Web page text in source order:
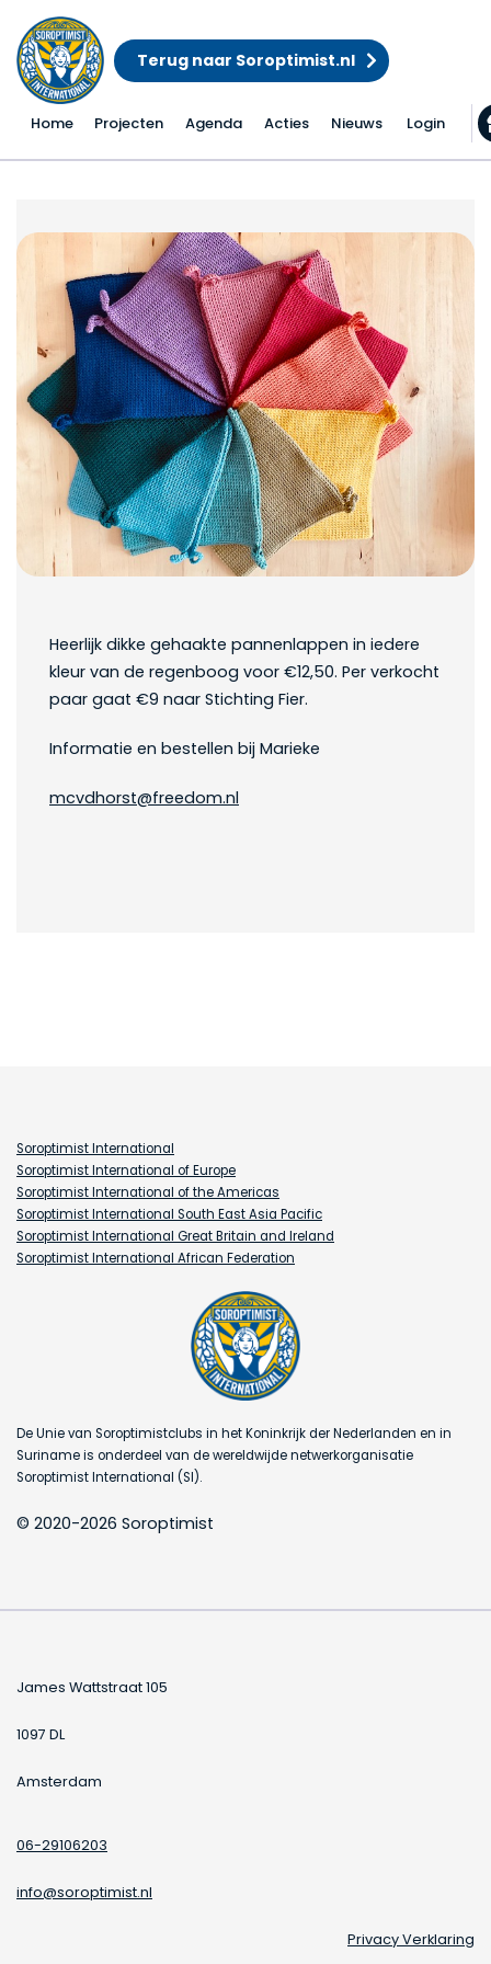
Terug naar Soroptimist.nl
Home Projecten Agenda Acties Nieuws Login
Heerlijk dikke gehaakte pannenlappen in iedere
kleur van de regenboog voor €12,50. Per verkocht
paar gaat €9 naar Stichting Fier.
Informatie en bestellen bij Marieke
mcvdhorst@freedom.nl
Soroptimist International
Soroptimist International of Europe
Soroptimist International of the Americas
Soroptimist International South East Asia Pacific
Soroptimist International Great Britain and Ireland
Soroptimist International African Federation
De Unie van Soroptimistclubs in het Koninkrijk der Nederlanden en in
Suriname is onderdeel van de wereldwijde netwerkorganisatie
Soroptimist International (SI).
© 2020-2026 Soroptimist
James Wattstraat 105
1097 DL
Amsterdam
06-29106203
info@soroptimist.nl
Privacy Verklaring